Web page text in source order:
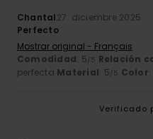
Chantal27. diciembre 2025
Perfecto
Mostrar original - Français
Comodidad: 5/5 Relación
perfecta Material: 5/5 Color
Verificado